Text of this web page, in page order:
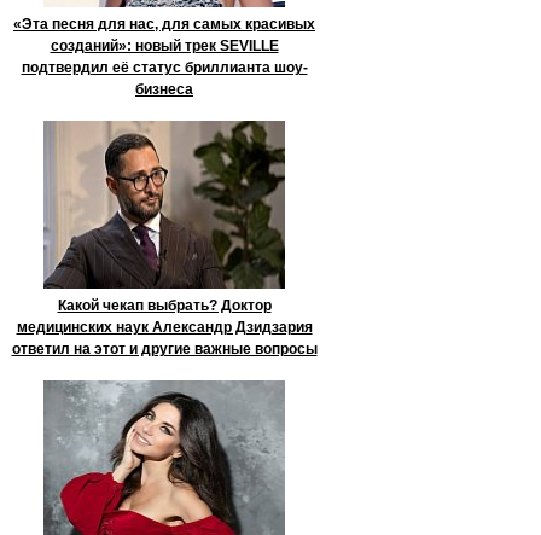
«Эта песня для нас, для самых красивых
созданий»: новый трек SEVILLE
подтвердил её статус бриллианта шоу-
бизнеса
Какой чекап выбрать? Доктор
медицинских наук Александр Дзидзария
ответил на этот и другие важные вопросы